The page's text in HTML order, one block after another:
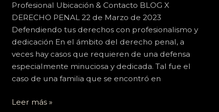
Profesional Ubicación & Contacto BLOG X
DERECHO PENAL 22 de Marzo de 2023
Defendiendo tus derechos con profesionalismo y
dedicación En el ámbito del derecho penal, a
veces hay casos que requieren de una defensa
especialmente minuciosa y dedicada. Tal fue el
caso de una familia que se encontró en
derecho
Leer más »